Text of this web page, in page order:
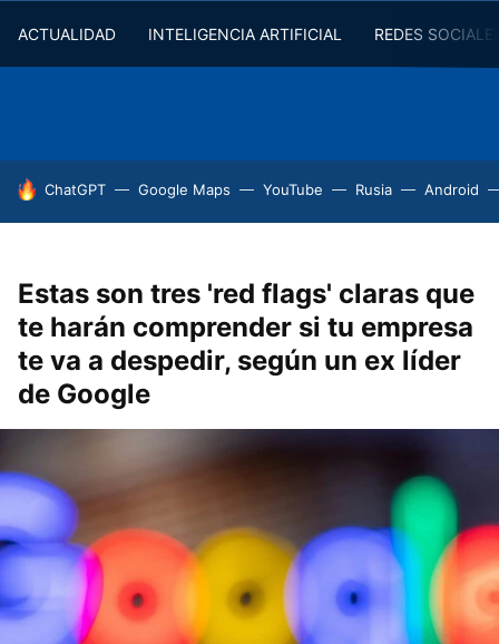
ACTUALIDAD INTELIGENCIA ARTIFICIAL REDES
HOY SE HABLA DE
ChatGPT Google Maps YouTube Rusia Android
Estas son tres 'red flags' claras que
te harán comprender si tu empresa
te va a despedir, según un ex líder
de Google